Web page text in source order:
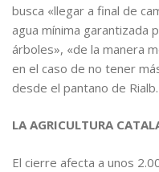
busca «llegar a final de
agua mínima garantizada
árboles», «de la manera
en el caso de no tener
desde el pantano de Rialb.
LA AGRICULTURA
El cierre afecta a unos